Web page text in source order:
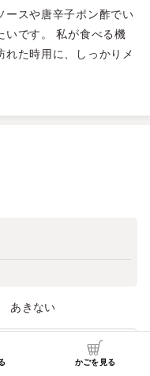
ースや唐辛子ポン酢でい
いです。 私が食べる機
れた時用に、しっかりメ
あきない
かごを見る